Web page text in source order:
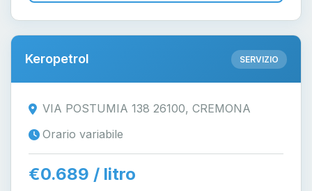
Keropetrol SERVIZIO
VIA POSTUMIA 138 26100, CREMONA
Orario variabile
€0.689 / litro